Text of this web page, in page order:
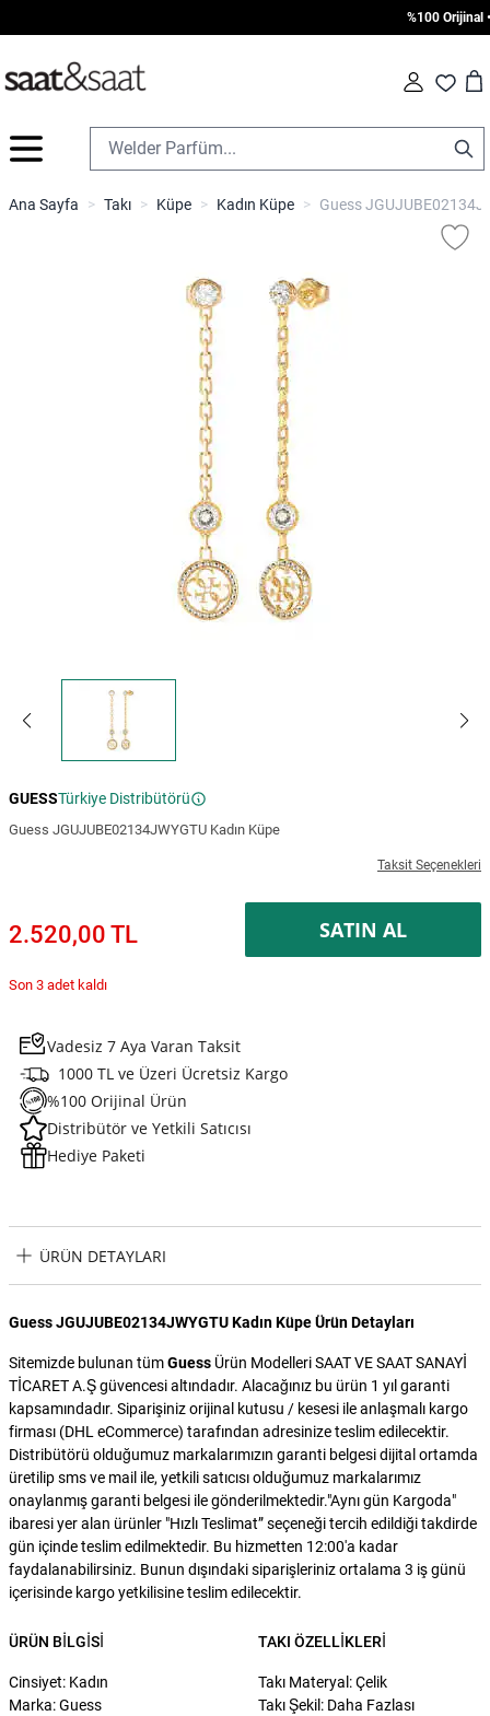
%100 Orijinal •
Fav Cart
İçeriğe geç
Ana Sayfa > Takı > Küpe > Kadın Küpe > Guess
GUESSTürkiye Distribütörü
Guess JGUJUBE02134JWYGTU Kadın Küpe
Taksit Seçenekleri
2.520,00 TL SATIN AL
Son 3 adet kaldı
Vadesiz 7 Aya Varan Taksit
1000 TL ve Üzeri Ücretsiz Kargo
%100 Orijinal Ürün
Distribütör ve Yetkili Satıcısı
Hediye Paketi
ÜRÜN DETAYLARI
Guess JGUJUBE02134JWYGTU Kadın Küpe Ürün Detayları
Sitemizde bulunan tümGuess Ürün Modelleri SAAT VE SAAT SANAYİ
TİCARET A.Ş güvencesi altındadır. Alacağınız bu ürün 1 yıl garanti
kapsamındadır. Siparişiniz orijinal kutusu / kesesi ile anlaşmalı kargo
firması (DHL eCommerce) tarafından adresinize teslim edilecektir.
Distribütörü olduğumuz markalarımızın garanti belgesi dijital ortamda
üretilip sms ve mail ile, yetkili satıcısı olduğumuz markalarımız
onaylanmış garanti belgesi ile gönderilmektedir."Aynı gün Kargoda"
ibaresi yer alan ürünler "Hızlı Teslimat” seçeneği tercih edildiği takdirde
gün içinde teslim edilmektedir. Bu hizmetten 12:00'a kadar
faydalanabilirsiniz. Bunun dışındaki siparişleriniz ortalama 3 iş günü
içerisinde kargo yetkilisine teslim edilecektir.
ÜRÜN BILGISI
Cinsiyet: Kadın
Marka: Guess
TAKI ÖZELLIKLERI
Takı Materyal: Çelik
Takı Şekil: Daha Fazlası